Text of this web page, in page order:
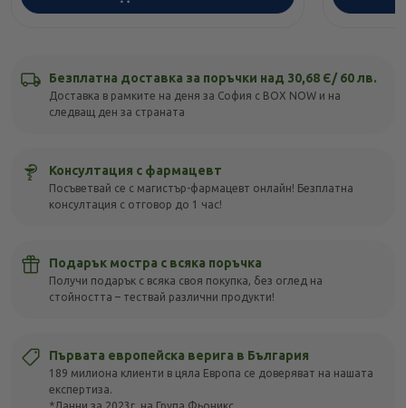
Безплатна доставка за поръчки над 30,68 Є/ 60 лв.
Доставка в рамките на деня за София с BOX NOW и на
следващ ден за страната
Консултация с фармацевт
Посъветвай се с магистър-фармацевт онлайн! Безплатна
консултация с отговор до 1 час!
Подарък мостра с всяка поръчка
Получи подарък с всяка своя покупка, без оглед на
стойността – тествай различни продукти!
Първата европейска верига в България
189 милиона клиенти в цяла Европа се доверяват на нашата
експертиза.